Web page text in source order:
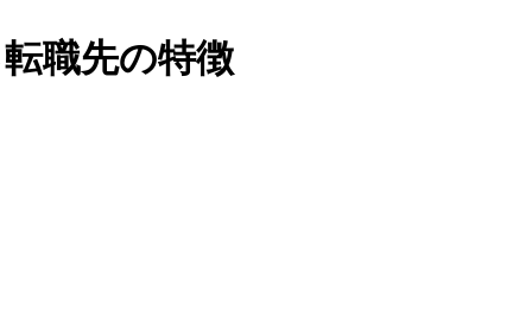
職先の特徴